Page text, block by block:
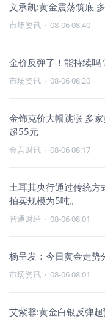
文承凯:黄金震荡筑底
市场资讯 · 08-06 08:40
金价反弹了！能持续吗
市场资讯 · 08-06 08:20
金饰克价大幅跳涨 多
超55元
金吾财讯 · 08-06 08:17
土耳其央行通过传统方
拍卖规模为5吨。
智通财经 · 08-06 08:01
杨呈发：今日黄金走势
市场资讯 · 08-06 08:01
艾紫馨:黄金白银反弹